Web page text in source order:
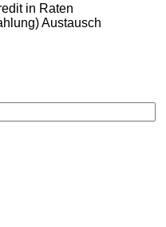
in Raten
Austausch